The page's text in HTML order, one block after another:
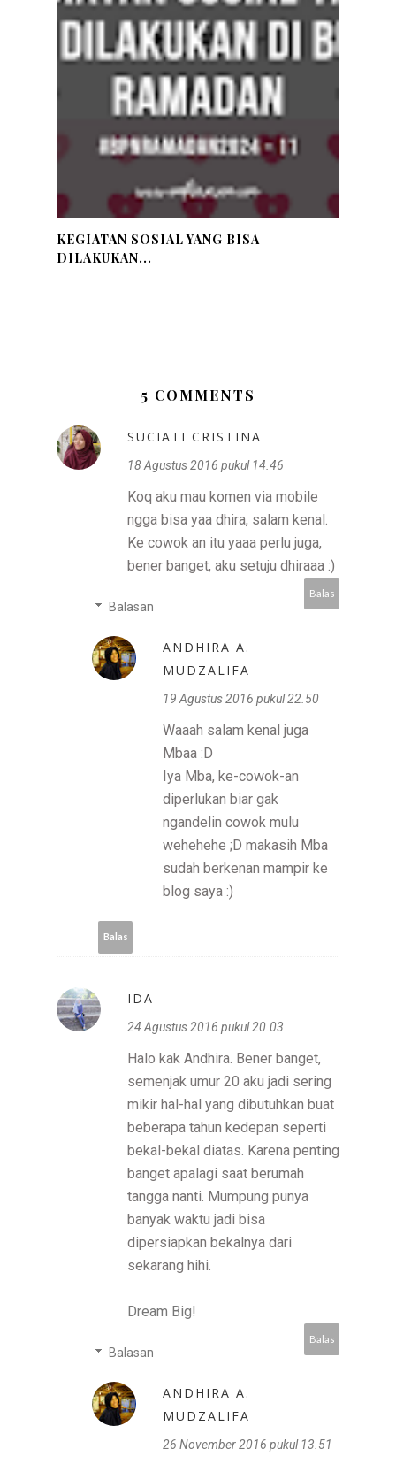
KEGIATAN SOSIAL YANG BISA
DILAKUKAN...
5 COMMENTS
SUCIATI CRISTINA
18 Agustus 2016 pukul 14.46
Koq aku mau komen via mobile
ngga bisa yaa dhira, salam kenal.
Ke cowok an itu yaaa perlu juga,
bener banget, aku setuju dhiraaa :)
Balas
Balasan
ANDHIRA A.
MUDZALIFA
19 Agustus 2016 pukul 22.50
Waaah salam kenal juga
Mbaa :D
Iya Mba, ke-cowok-an
diperlukan biar gak
ngandelin cowok mulu
wehehehe ;D makasih Mba
sudah berkenan mampir ke
blog saya :)
Balas
IDA
24 Agustus 2016 pukul 20.03
Halo kak Andhira. Bener banget,
semenjak umur 20 aku jadi sering
mikir hal-hal yang dibutuhkan buat
beberapa tahun kedepan seperti
bekal-bekal diatas. Karena penting
banget apalagi saat berumah
tangga nanti. Mumpung punya
banyak waktu jadi bisa
dipersiapkan bekalnya dari
sekarang hihi.
Dream Big!
Balas
Balasan
ANDHIRA A.
MUDZALIFA
26 November 2016 pukul 13.51